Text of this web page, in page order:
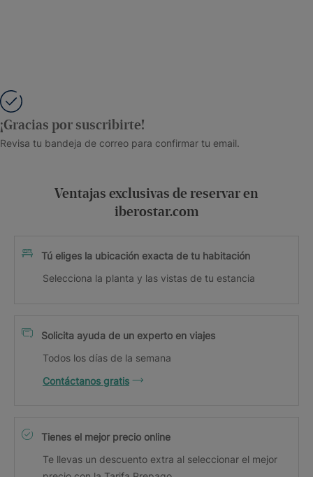
¡Gracias por suscribirte!
Revisa tu bandeja de correo para confirmar tu email.
Ventajas exclusivas de reservar en
iberostar.com
Tú eliges la ubicación exacta de tu habitación
Selecciona la planta y las vistas de tu estancia
Solicita ayuda de un experto en viajes
Todos los días de la semana
Contáctanos gratis
Tienes el mejor precio online
Te llevas un descuento extra al seleccionar el mejor